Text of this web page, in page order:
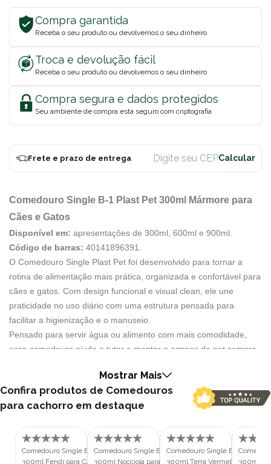
Compra garantida
Receba o seu produto ou devolvemos o seu dinheiro
Troca e devolução fácil
Receba o seu produto ou devolvemos o seu dinheiro
Compra segura e dados protegidos
Seu ambiente de compra está seguro com criptografia
Frete e prazo de entrega
Comedouro Single B-1 Plast Pet 300ml Mármore para
Cães e Gatos
Disponível em: apresentações de 300ml, 600ml e 900ml.
Código de barras: 40141896391
O Comedouro Single Plast Pet foi desenvolvido para tornar a
rotina de alimentação mais prática, organizada e confortável para
cães e gatos. Com design funcional e visual clean, ele une
praticidade no uso diário com uma estrutura pensada para
facilitar a higienização e o manuseio.
Pensado para servir água ou alimento com mais comodidade,
esse comedouro ajuda o tutor a manter o espaço do pet sempre
encaixe das mãos durante a limpeza, o que torna o uso mais
simples na correria do dia a dia.
Entre os destaques do produto estão os cantos arredondados e a
mais prática e para um acabamento moderno. Sua estrutura foi
desenvolvida para atender diferentes portes, já que a linha conta
Mostrar Mais
Confira produtos de Comedouros
para cachorro em destaque
Comedouro Single B-1 Plast Pet
300ml Fendi para Cães e Gatos
Comedouro Single B-1 Plast Pet
300ml Nocciola para Cães e Gatos
Comedouro Single B-1 Plast Pet
300ml Terra Vermelha para
300ml